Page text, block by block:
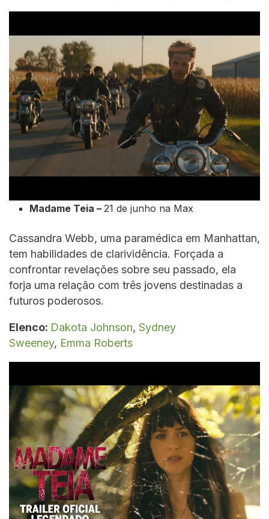
Madame Teia–21 de junho na Max
Cassandra Webb, uma paramédica em Manhattan,
tem habilidades de clarividência. Forçada a
confrontar revelações sobre seu passado, ela
forja uma relação com três jovens destinadas a
futuros poderosos.
Elenco: Dakota Johnson, Sydney
Sweeney, Emma Roberts